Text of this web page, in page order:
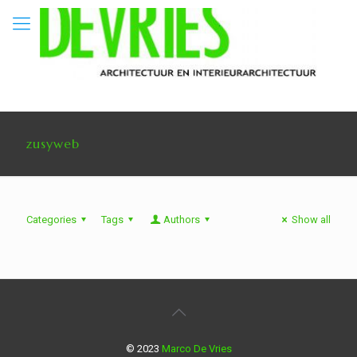
zusyweb
Categories Tags Authors Show all
© 2023 Marco De Vries